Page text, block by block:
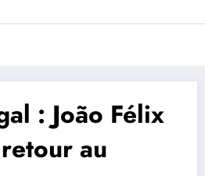
Trivela
L'actualité du football
: João Félix
au